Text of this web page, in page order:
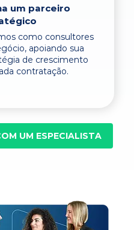
um parceiro
como consultores
apoiando sua
de crescimento
contratação.
UM ESPECIALISTA